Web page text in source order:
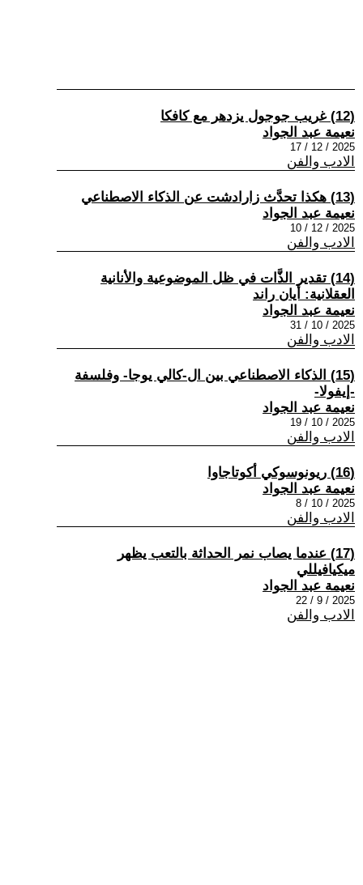
(12) غريب جوجول يزدهر مع كافكا
نعيمة عبد الجواد
2025 / 12 / 17
الادب والفن
(13) هكذا تحدَّث زارادشت عن الذكاء الاصطناعي
نعيمة عبد الجواد
2025 / 12 / 10
الادب والفن
(14) تقدير الذَّات في ظل الموضوعية والأنانية
العقلانية: أيان راند
نعيمة عبد الجواد
2025 / 10 / 31
الادب والفن
(15) الذكاء الاصطناعي بين ال-كالي يوجا- وفلسفة
-إيفولا-
نعيمة عبد الجواد
2025 / 10 / 19
الادب والفن
(16) ريونوسوكي أكوتاجاوا
نعيمة عبد الجواد
2025 / 10 / 8
الادب والفن
(17) عندما يصاب نمر الحداثة بالتعب يظهر
ميكيافيللي
نعيمة عبد الجواد
2025 / 9 / 22
الادب والفن